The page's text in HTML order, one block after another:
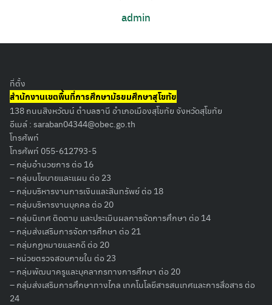
Search
for:
admin
ที่ตั้ง
สำนักงานเขตพื้นที่การศึกษามัธยมศึกษาสุโขทัย
138 ถนนสิงหวัฒน์ ตำบลธานี อำเภอเมืองสุโขทัย จังหวัดสุโขทัย
อีเมล์ : saraban04344@obec.go.th
โทรศัพท์
โทรศัพท์ 055-612793-5
– กลุ่มอำนวยการ ต่อ 16
– กลุ่มนโยบายและแผน ต่อ 23
– กลุ่มบริหารงานการเงินและสินทรัพย์ ต่อ 18
– กลุ่มบริหารงานบุคคล ต่อ 20
– กลุ่มนิเทศ ติดตาม และประเมินผลการจัดการศึกษา ต่อ 14
– กลุ่มส่งเสริมการจัดการศึกษา ต่อ 21
– กลุ่มกฏหมายและคดี ต่อ 20
– หน่วยตรวจสอบภายใน ต่อ 23
– กลุ่มพัฒนาครูและบุคลากรทางการศึกษา ต่อ 20
– กลุ่มส่งเสริมการศึกษาทางไกล เทคโนโลยีสารสนเทศและการสื่อสาร ต่อ
24